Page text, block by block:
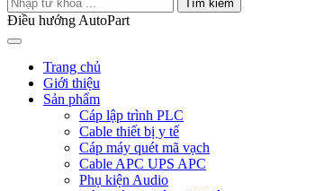
Tìm kiếm
Điều hướng AutoPart
Trang chủ
Giới thiệu
Sản phẩm
Cáp lập trình PLC
Cable thiết bị y tế
Cáp máy quét mã vạch
Cable APC UPS APC
Phụ kiện Audio